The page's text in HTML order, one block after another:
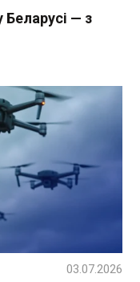
— з
03.07.2026